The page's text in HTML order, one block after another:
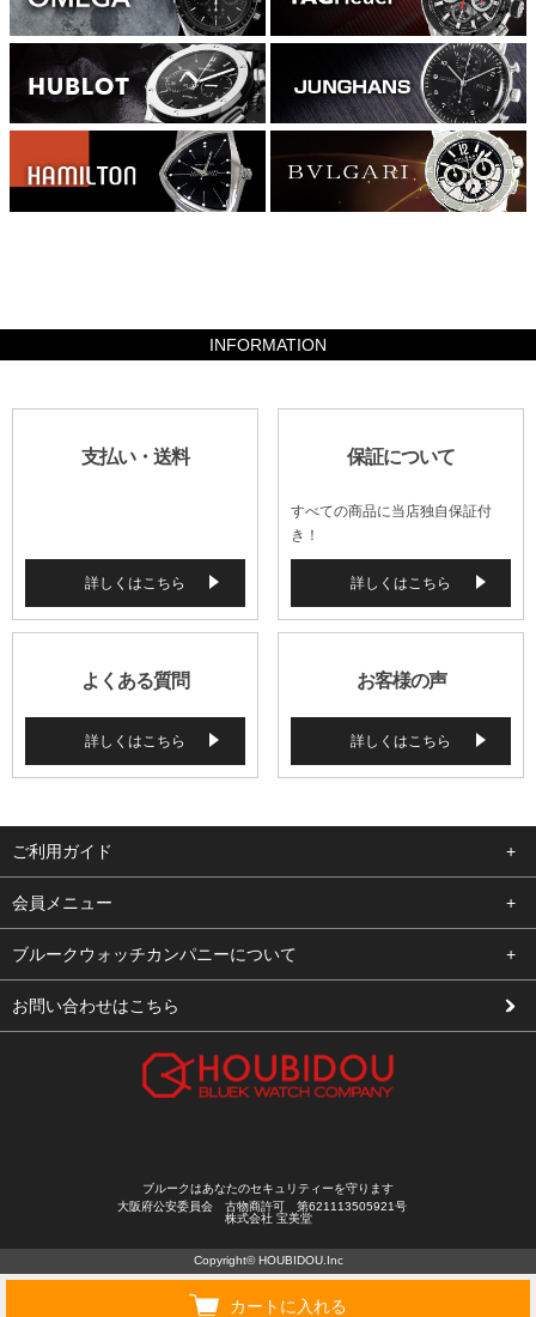
カートに入れる
INFORMATION
支払い・送料
詳しくはこちら
保証について
すべての商品に当店独自保証付
き！
詳しくはこちら
よくある質問
詳しくはこちら
お客様の声
詳しくはこちら
ご利用ガイド
よくある質問
支払い・送料
修理依頼
会員メニュー
ログイン
お気に入り
ブルークウォッチカンパニーについて
会社概要
お問い合わせはこちら
ブルークはあなたのセキュリティーを守ります
大阪府公安委員会 古物商許可 第621113505921号
株式会社 宝美堂
Copyright© HOUBIDOU.Inc